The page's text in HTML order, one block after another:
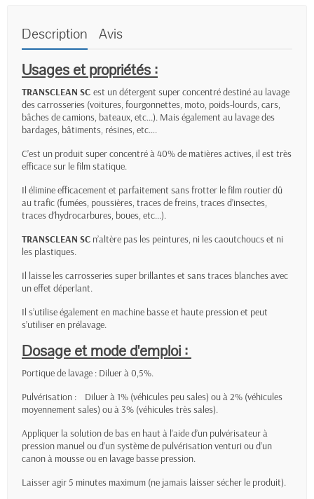
Description Avis
Usages et propriétés :
TRANSCLEAN SC est un détergent super concentré destiné au lavage
des carrosseries (voitures, fourgonnettes, moto, poids-lourds, cars,
bâches de camions, bateaux, etc...). Mais également au lavage des
bardages, bâtiments, résines, etc….
C’est un produit super concentré à 40% de matières actives, il est très
efficace sur le film statique.
Il élimine efficacement et parfaitement sans frotter le film routier dû
au trafic (fumées, poussières, traces de freins, traces d’insectes,
traces d’hydrocarbures, boues, etc…).
TRANSCLEAN SC n’altère pas les peintures, ni les caoutchoucs et ni
les plastiques.
Il laisse les carrosseries super brillantes et sans traces blanches avec
un effet déperlant.
Il s’utilise également en machine basse et haute pression et peut
s’utiliser en prélavage.
Dosage et mode d'emploi :
Portique de lavage : Diluer à 0,5%.
Pulvérisation : Diluer à 1% (véhicules peu sales) ou à 2% (véhicules
moyennement sales) ou à 3% (véhicules très sales).
Appliquer la solution de bas en haut à l’aide d’un pulvérisateur à
pression manuel ou d’un système de pulvérisation venturi ou d’un
canon à mousse ou en lavage basse pression.
Laisser agir 5 minutes maximum (ne jamais laisser sécher le produit).